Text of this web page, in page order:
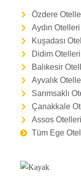
Özdere
Aydın Otelleri
Kuşadası
Didim Otelleri
Balıkesir
Ayvalık
Sarımsaklı
Çanakkale
Assos Otelleri
Tüm Ege